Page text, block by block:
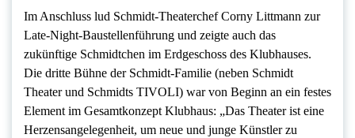
Im Anschluss lud Schmidt-Theaterchef Corny Littmann zur
Late-Night-Baustellenführung und zeigte auch das
zukünftige Schmidtchen im Erdgeschoss des Klubhauses.
Die dritte Bühne der Schmidt-Familie (neben Schmidt
Theater und Schmidts TIVOLI) war von Beginn an ein festes
Element im Gesamtkonzept Klubhaus: „Das Theater ist eine
Herzensangelegenheit, um neue und junge Künstler zu